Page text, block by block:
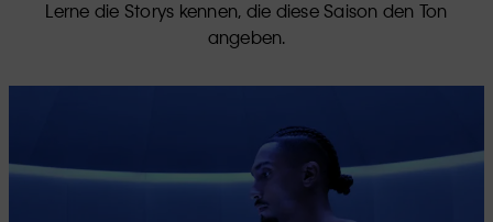
Lerne die Storys kennen, die diese Saison den Ton
angeben.